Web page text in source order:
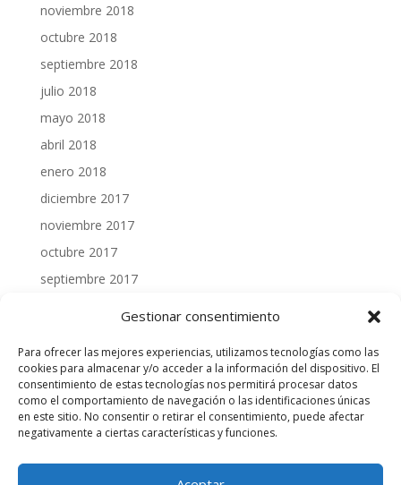
Gestionar consentimiento
Para ofrecer las mejores experiencias, utilizamos tecnologías como las
cookies para almacenar y/o acceder a la información del dispositivo. El
consentimiento de estas tecnologías nos permitirá procesar datos
como el comportamiento de navegación o las identificaciones únicas
en este sitio. No consentir o retirar el consentimiento, puede afectar
negativamente a ciertas características y funciones.
noviembre 2018
octubre 2018
septiembre 2018
julio 2018
mayo 2018
abril 2018
enero 2018
diciembre 2017
noviembre 2017
octubre 2017
septiembre 2017
mayo 2017
abril 2017
marzo 2017
febrero 2017
enero 2017